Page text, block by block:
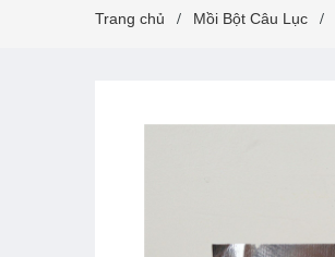
Trang chủ / Mồi Bột Câu Lục /